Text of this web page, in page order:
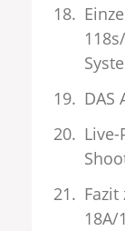
DAS
Fazit
18A/